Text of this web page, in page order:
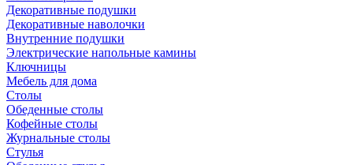
Декоративные подушки
Декоративные наволочки
Внутренние подушки
Электрические напольные камины
Ключницы
Мебель для дома
Столы
Обеденные столы
Кофейные столы
Журнальные столы
Стулья